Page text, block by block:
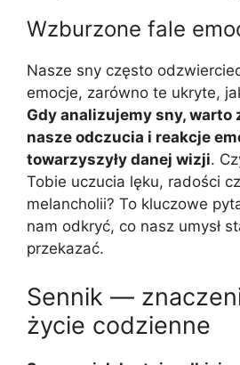
Wzburzone fale
Nasze sny często
emocje, zarówno te ukryte,
Gdy analizujemy sny, warto
nasze odczucia i reakcje
towarzyszyły danej wizji.
Tobie uczucia lęku, radości
melancholii? To kluczowe
nam odkryć, co nasz umysł
przekazać.
Sennik —
życie codzienne